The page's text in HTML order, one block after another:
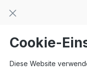
springen
Cookie-
Diese Website